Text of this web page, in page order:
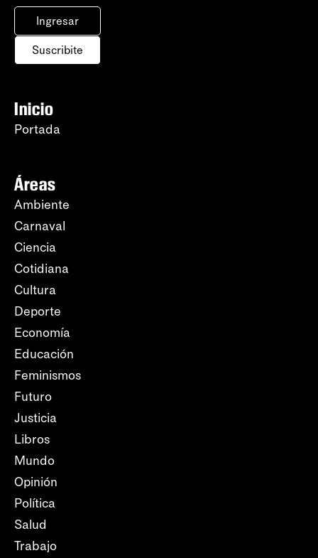
Ingresar
Suscribite
Inicio
Portada
Áreas
Ambiente
Carnaval
Ciencia
Cotidiana
Cultura
Deporte
Economía
Educación
Feminismos
Futuro
Justicia
Libros
Mundo
Opinión
Política
Salud
Trabajo